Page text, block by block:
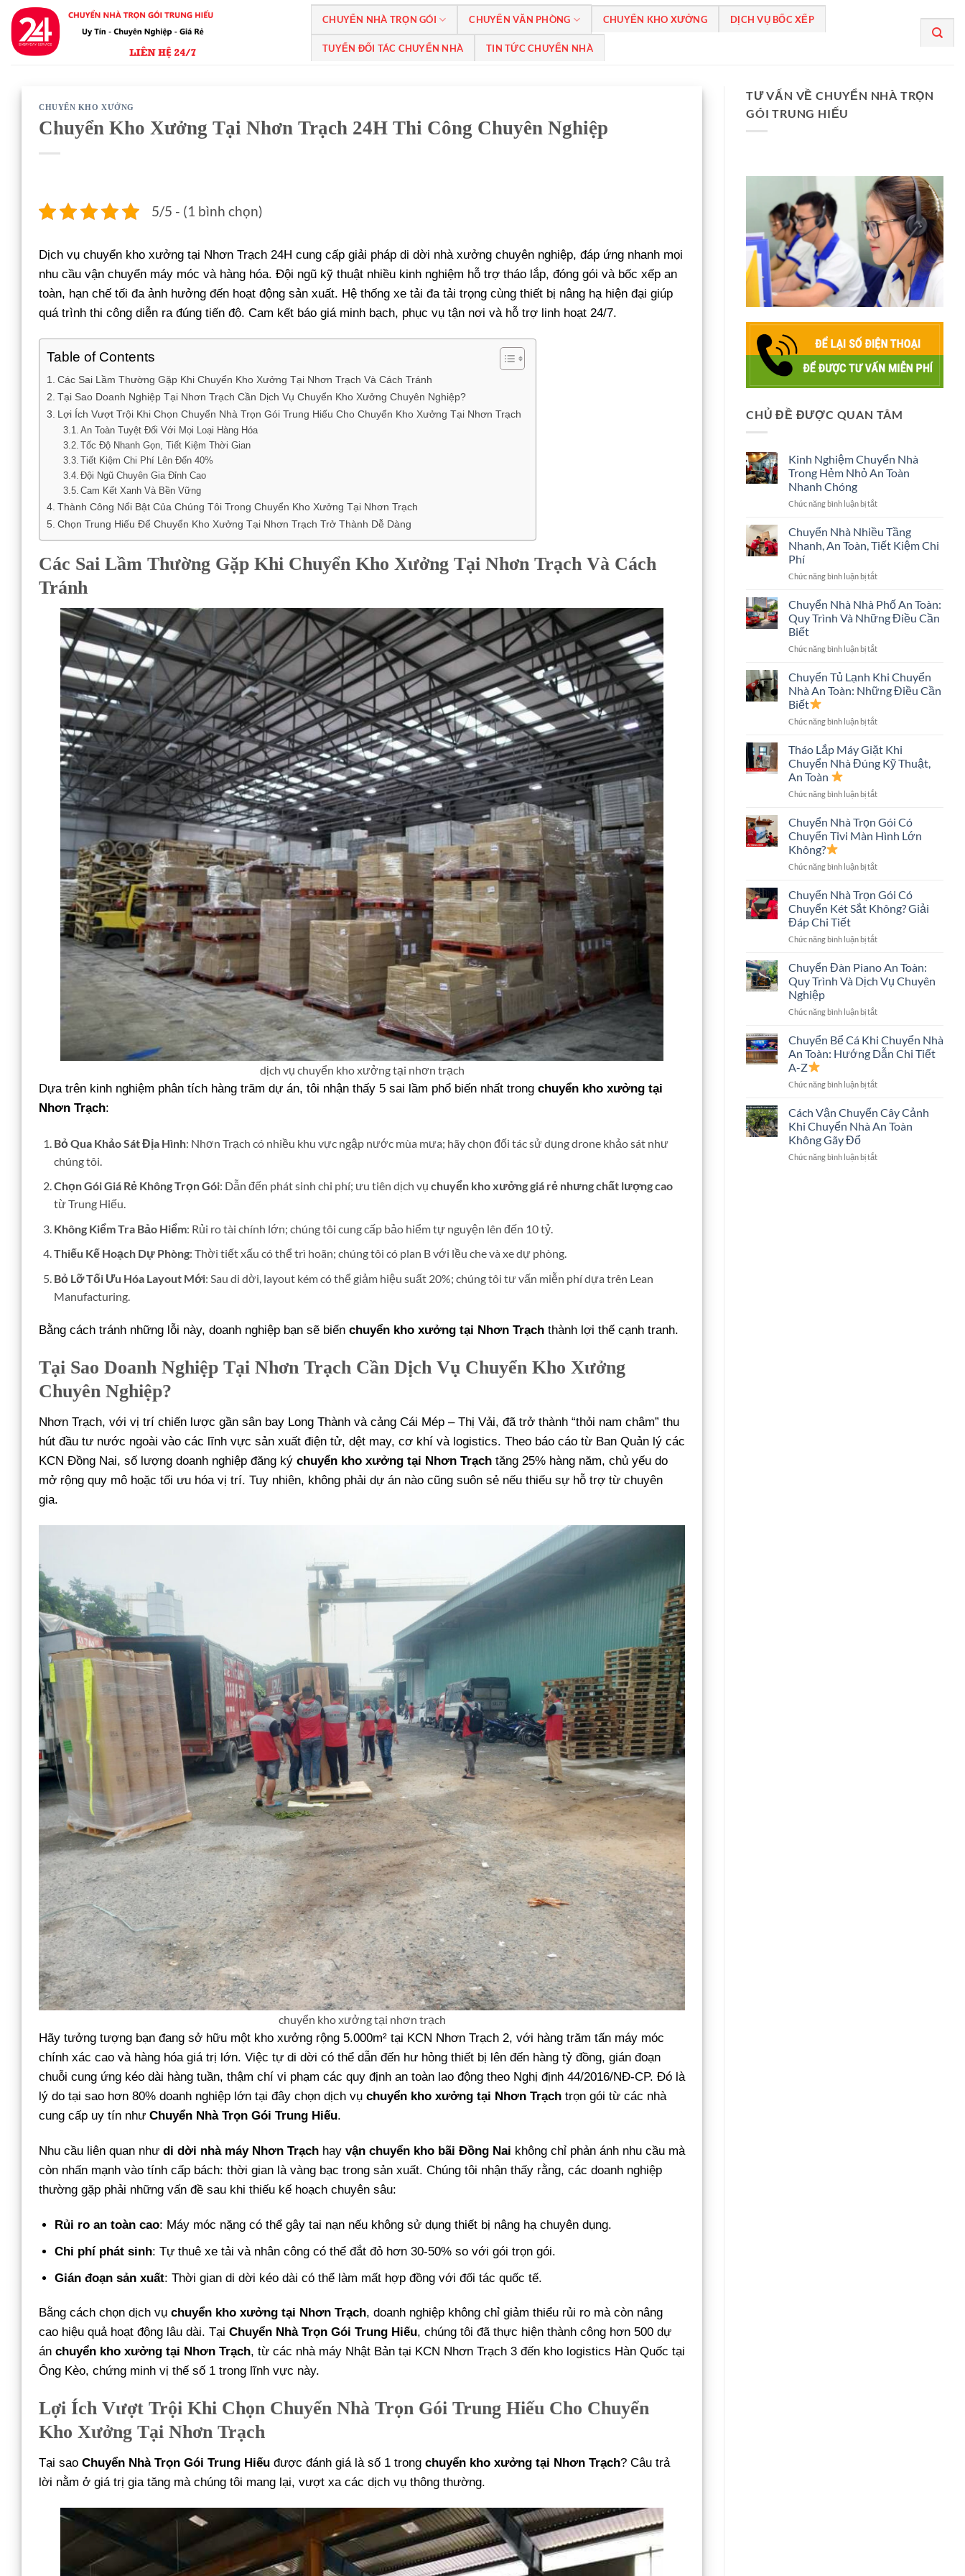
qua
nội
CHUYỂN NHÀ TRỌN GÓI CHUYỂN VĂN PHÒNG CHUYỂN KHO XƯỞNG DỊCH VỤ BỐC XẾP
TUYỂN ĐỐI TÁC CHUYỂN NHÀ TIN TỨC CHUYỂN NHÀ
CHUYỂN KHO XƯỞNG
Chuyển Kho Xưởng Tại Nhơn Trạch 24H Thi Công Chuyên Nghiệp
5/5 - (1 bình chọn)
Dịch vụ chuyển kho xưởng tại Nhơn Trạch 24H cung cấp giải pháp di dời nhà xưởng chuyên nghiệp, đáp ứng nhanh mọi
nhu cầu vận chuyển máy móc và hàng hóa. Đội ngũ kỹ thuật nhiều kinh nghiệm hỗ trợ tháo lắp, đóng gói và bốc xếp an
toàn, hạn chế tối đa ảnh hưởng đến hoạt động sản xuất. Hệ thống xe tải đa tải trọng cùng thiết bị nâng hạ hiện đại giúp
quá trình thi công diễn ra đúng tiến độ. Cam kết báo giá minh bạch, phục vụ tận nơi và hỗ trợ linh hoạt 24/7.
Table of Contents
Các Sai Lầm Thường Gặp Khi Chuyển Kho Xưởng Tại Nhơn Trạch Và Cách Tránh
Tại Sao Doanh Nghiệp Tại Nhơn Trạch Cần Dịch Vụ Chuyển Kho Xưởng Chuyên Nghiệp?
Lợi Ích Vượt Trội Khi Chọn Chuyển Nhà Trọn Gói Trung Hiếu Cho Chuyển Kho Xưởng Tại Nhơn Trạch
An Toàn Tuyệt Đối Với Mọi Loại Hàng Hóa
Tốc Độ Nhanh Gọn, Tiết Kiệm Thời Gian
Tiết Kiệm Chi Phí Lên Đến 40%
Đội Ngũ Chuyên Gia Đỉnh Cao
Cam Kết Xanh Và Bền Vững
Thành Công Nổi Bật Của Chúng Tôi Trong Chuyển Kho Xưởng Tại Nhơn Trạch
Chọn Trung Hiếu Để Chuyển Kho Xưởng Tại Nhơn Trạch Trở Thành Dễ Dàng
Các Sai Lầm Thường Gặp Khi Chuyển Kho Xưởng Tại Nhơn Trạch Và Cách
Tránh
dịch vụ chuyển kho xưởng tại nhơn trạch
Dựa trên kinh nghiệm phân tích hàng trăm dự án, tôi nhận thấy 5 sai lầm phổ biến nhất trong chuyển kho xưởng tại
Nhơn Trạch:
Bỏ Qua Khảo Sát Địa Hình: Nhơn Trạch có nhiều khu vực ngập nước mùa mưa; hãy chọn đối tác sử dụng drone khảo sát như
chúng tôi.
Chọn Gói Giá Rẻ Không Trọn Gói: Dẫn đến phát sinh chi phí; ưu tiên dịch vụ chuyển kho xưởng giá rẻ nhưng chất lượng cao
từ Trung Hiếu.
Không Kiểm Tra Bảo Hiểm: Rủi ro tài chính lớn; chúng tôi cung cấp bảo hiểm tự nguyện lên đến 10 tỷ.
Thiếu Kế Hoạch Dự Phòng: Thời tiết xấu có thể trì hoãn; chúng tôi có plan B với lều che và xe dự phòng.
Bỏ Lỡ Tối Ưu Hóa Layout Mới: Sau di dời, layout kém có thể giảm hiệu suất 20%; chúng tôi tư vấn miễn phí dựa trên Lean
Manufacturing.
Bằng cách tránh những lỗi này, doanh nghiệp bạn sẽ biến chuyển kho xưởng tại Nhơn Trạch thành lợi thế cạnh tranh.
Tại Sao Doanh Nghiệp Tại Nhơn Trạch Cần Dịch Vụ Chuyển Kho Xưởng
Chuyên Nghiệp?
Nhơn Trạch, với vị trí chiến lược gần sân bay Long Thành và cảng Cái Mép – Thị Vải, đã trở thành “thỏi nam châm” thu
hút đầu tư nước ngoài vào các lĩnh vực sản xuất điện tử, dệt may, cơ khí và logistics. Theo báo cáo từ Ban Quản lý các
KCN Đồng Nai, số lượng doanh nghiệp đăng ký chuyển kho xưởng tại Nhơn Trạch tăng 25% hàng năm, chủ yếu do
mở rộng quy mô hoặc tối ưu hóa vị trí. Tuy nhiên, không phải dự án nào cũng suôn sẻ nếu thiếu sự hỗ trợ từ chuyên
gia.
chuyển kho xưởng tại nhơn trạch
Hãy tưởng tượng bạn đang sở hữu một kho xưởng rộng 5.000m² tại KCN Nhơn Trạch 2, với hàng trăm tấn máy móc
chính xác cao và hàng hóa giá trị lớn. Việc tự di dời có thể dẫn đến hư hỏng thiết bị lên đến hàng tỷ đồng, gián đoạn
chuỗi cung ứng kéo dài hàng tuần, thậm chí vi phạm các quy định an toàn lao động theo Nghị định 44/2016/NĐ-CP. Đó là
lý do tại sao hơn 80% doanh nghiệp lớn tại đây chọn dịch vụ chuyển kho xưởng tại Nhơn Trạch trọn gói từ các nhà
cung cấp uy tín như Chuyển Nhà Trọn Gói Trung Hiếu.
Nhu cầu liên quan như di dời nhà máy Nhơn Trạch hay vận chuyển kho bãi Đồng Nai không chỉ phản ánh nhu cầu mà
còn nhấn mạnh vào tính cấp bách: thời gian là vàng bạc trong sản xuất. Chúng tôi nhận thấy rằng, các doanh nghiệp
thường gặp phải những vấn đề sau khi thiếu kế hoạch chuyên sâu:
Rủi ro an toàn cao: Máy móc nặng có thể gây tai nạn nếu không sử dụng thiết bị nâng hạ chuyên dụng.
Chi phí phát sinh: Tự thuê xe tải và nhân công có thể đắt đỏ hơn 30-50% so với gói trọn gói.
Gián đoạn sản xuất: Thời gian di dời kéo dài có thể làm mất hợp đồng với đối tác quốc tế.
Bằng cách chọn dịch vụ chuyển kho xưởng tại Nhơn Trạch, doanh nghiệp không chỉ giảm thiểu rủi ro mà còn nâng
cao hiệu quả hoạt động lâu dài. Tại Chuyển Nhà Trọn Gói Trung Hiếu, chúng tôi đã thực hiện thành công hơn 500 dự
án chuyển kho xưởng tại Nhơn Trạch, từ các nhà máy Nhật Bản tại KCN Nhơn Trạch 3 đến kho logistics Hàn Quốc tại
Ông Kèo, chứng minh vị thế số 1 trong lĩnh vực này.
Lợi Ích Vượt Trội Khi Chọn Chuyển Nhà Trọn Gói Trung Hiếu Cho Chuyển
Kho Xưởng Tại Nhơn Trạch
Tại sao Chuyển Nhà Trọn Gói Trung Hiếu được đánh giá là số 1 trong chuyển kho xưởng tại Nhơn Trạch? Câu trả
lời nằm ở giá trị gia tăng mà chúng tôi mang lại, vượt xa các dịch vụ thông thường.
TƯ VẤN VỀ CHUYỂN NHÀ TRỌN
GÓI TRUNG HIẾU
CHỦ ĐỀ ĐƯỢC QUAN TÂM
Kinh Nghiệm Chuyển Nhà
Trong Hẻm Nhỏ An Toàn
Nhanh Chóng
Chức năng bình luận bị tắtở
Nghiệm
Chuyển
Nhà
Hẻm
An
Nhanh
Chuyển Nhà Nhiều Tầng
Nhanh, An Toàn, Tiết Kiệm Chi
Phí
Chức năng bình luận bị tắtở
Nhà
Nhiều
Tầng
An
Tiết
Kiệm
Chi
Chuyển Nhà Nhà Phố An Toàn:
Quy Trình Và Những Điều Cần
Biết
Chức năng bình luận bị tắtở
Nhà
Nhà
Phố
Toàn:
Trình
Những
Cần
Chuyển Tủ Lạnh Khi Chuyển
Nhà An Toàn: Những Điều Cần
Biết
Chức năng bình luận bị tắtở
Tủ
Lạnh
Khi
Nhà
Toàn:
Điều
Biết
Tháo Lắp Máy Giặt Khi
Chuyển Nhà Đúng Kỹ Thuật,
An Toàn
Chức năng bình luận bị tắtở
Lắp
Máy
Giặt
Chuyển
Đúng
Thuật,
Toàn
Chuyển Nhà Trọn Gói Có
Chuyển Tivi Màn Hình Lớn
Không?
Chức năng bình luận bị tắtở
Nhà
Trọn
Gói
Chuyển
Màn
Lớn
Chuyển Nhà Trọn Gói Có
Chuyển Két Sắt Không? Giải
Đáp Chi Tiết
Chức năng bình luận bị tắtở
Nhà
Trọn
Gói
Chuyển
Sắt
Không?
Giải
Chi
Chuyển Đàn Piano An Toàn:
Quy Trình Và Dịch Vụ Chuyên
Nghiệp
Chức năng bình luận bị tắtở
Đàn
Piano
An
Quy
Và
Vụ
Nghiệp
Chuyển Bể Cá Khi Chuyển Nhà
An Toàn: Hướng Dẫn Chi Tiết
A-Z
Chức năng bình luận bị tắtở
Bể
Cá
Khi
Nhà
Cách Vận Chuyển Cây Cảnh
Khi Chuyển Nhà An Toàn
Không Gãy Đổ
Chức năng bình luận bị tắtở